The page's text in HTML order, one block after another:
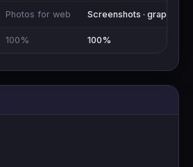
Photos for web Screenshots · graphics ·
100% 100%